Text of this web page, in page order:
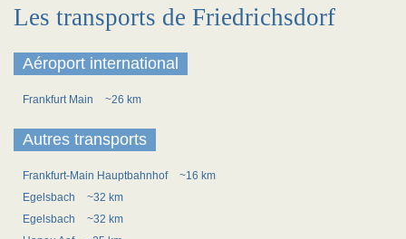
Les transports de Friedrichsdorf
Aéroport international
Frankfurt Main ~26 km
Autres transports
Frankfurt-Main Hauptbahnhof
~16 km
Egelsbach
~32 km
Egelsbach
~32 km